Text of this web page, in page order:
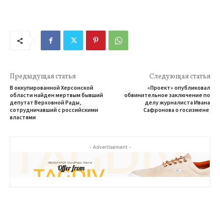
Предыдущая статья
В оккупированной Херсонской
области найден мертвым бывший
депутат Верховной Рады,
сотрудничавший с российскими
властями
Следующая статья
«Проект» опубликовал
обвинительное заключение по
делу журналиста Ивана
Сафронова о госизмене
- Advertisement -